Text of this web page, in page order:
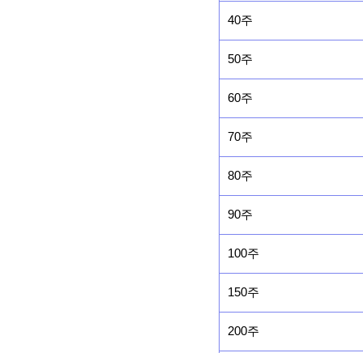
40주
50주
60주
70주
80주
90주
100주
150주
200주